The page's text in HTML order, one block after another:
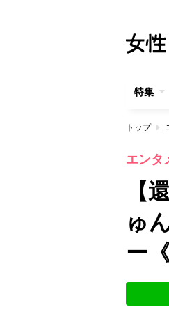
特集
トップ
エンタ
【
ゅ
ー